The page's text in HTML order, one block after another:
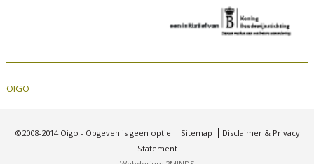
OIGO
©2008-2014 Oigo - Opgeven is geen optie Sitemap
Disclaimer & Privacy
Statement